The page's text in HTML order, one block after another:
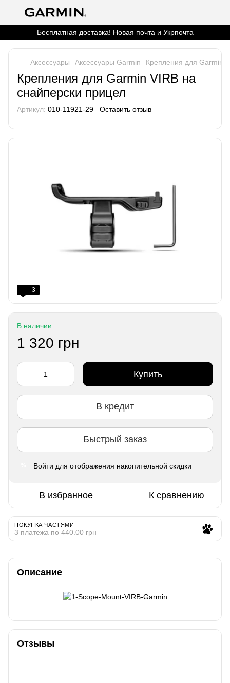
Бесплатная доставка! Новая почта и Укрпочта
Аксессуары Аксессуары Garmin Крепления для Garmin
Крепления для Garmin VIRB на
снайперски прицел
Артикул: 010-11921-29 Оставить отзыв
3
В наличии
1 320 грн
Купить
В кредит
Быстрый заказ
Войти для отображения накопительной скидки
В избранное К сравнению
ПОКУПКА ЧАСТЯМИ
3 платежа по 440.00 грн
Описание
Отзывы